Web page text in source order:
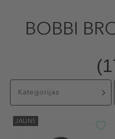
BOBBI
Kategorijas
JAUNS